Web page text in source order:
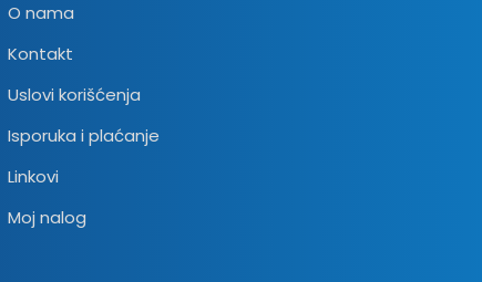
O nama
Kontakt
Uslovi korišćenja
Isporuka i plaćanje
Linkovi
Moj nalog